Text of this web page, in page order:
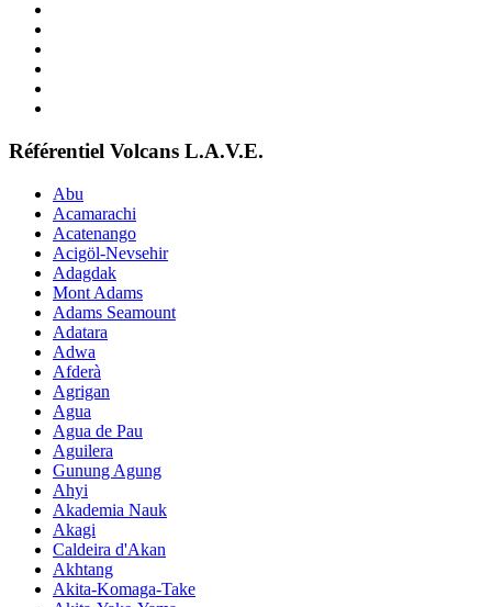
Référentiel Volcans L.A.V.E.
Abu
Acamarachi
Acatenango
Acigöl-Nevsehir
Adagdak
Mont Adams
Adams Seamount
Adatara
Adwa
Afderà
Agrigan
Agua
Agua de Pau
Aguilera
Gunung Agung
Ahyi
Akademia Nauk
Akagi
Caldeira d'Akan
Akhtang
Akita-Komaga-Take